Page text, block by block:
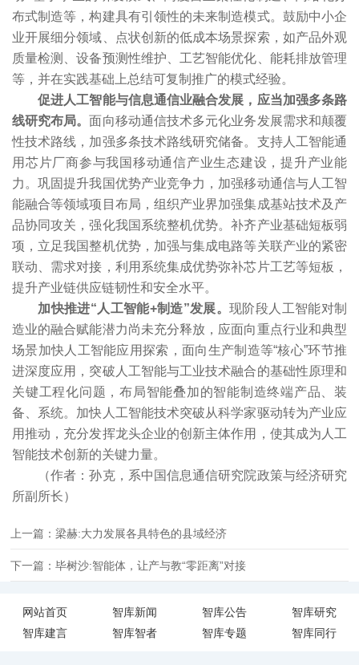
布式制造等，构建具有引领性的未来制造模式。鼓励中小企
业开展细分领域、点状创新的低成本场景探索，如产品外观
质量检测、设备预测性维护、工艺智能优化、能耗排放管理
等，并在实践基础上总结可复制推广的模式经验。
促进人工智能与信息通信业融合发展，应当加强多条路
线研究布局。面向移动通信技术多元化业务发展需求和颠覆
性技术路线，加强多条技术路线研究储备。支持人工智能通
用芯片厂商参与我国移动通信产业生态建设，提升产业能
力。巩固提升我国优势产业竞争力，加强移动通信与人工智
能融合等领域项目布局，组织产业界加强集成基站技术及产
品协同攻关，强化我国系统整机优势。补齐产业基础短板弱
项，立足我国整机优势，加强与集成电路等关联产业的紧密
联动、需求对接，利用系统集成优势弥补芯片工艺等短板，
提升产业链供应链韧性和安全水平。
加快推进“人工智能+制造”发展。现阶段人工智能对制
造业的融合赋能潜力尚未充分释放，应面向重点行业和典型
场景加快人工智能应用探索，面向生产制造等“核心”环节推
进深度应用，突破人工智能与工业技术融合的基础性原理和
关键工程化问题，布局智能叠加的智能制造终端产品、装
备、系统。加快人工智能技术突破从科学家驱动转为产业应
用推动，充分发挥龙头企业的创新主体作用，使其成为人工
智能技术创新的关键力量。
（作者：孙克，系中国信息通信研究院政策与经济研究
所副所长）
上一篇：梁赫:大力发展各具特色的县域经济
下一篇：毕树沙:智能体，让产与教“零距离”对接
网站首页 智库新闻 智库公告
智库研究
智库建言
智库智者 智库专题 智库同行